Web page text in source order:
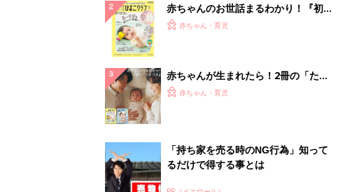
赤ちゃんのお世話まるわかり！『初め
てのひよこクラブ 夏号』〈巻頭大特
赤ちゃん・育児
赤ちゃんが生まれたら！2冊の「たま
ひよ」
赤ちゃん・育児
「持ち家を売る時のNG行為」知って
るだけで得する事とは